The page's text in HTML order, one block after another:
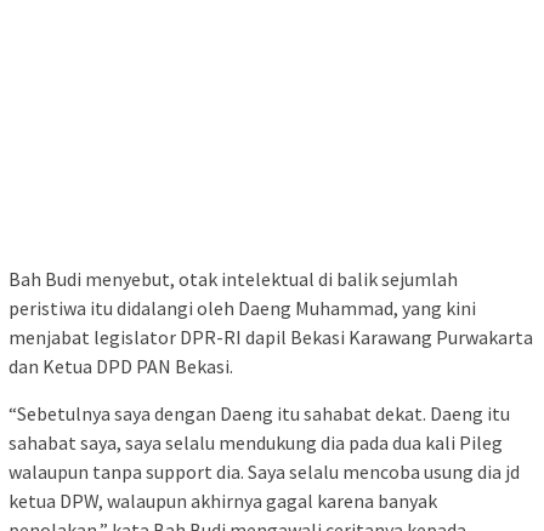
Bah Budi menyebut, otak intelektual di balik sejumlah
peristiwa itu didalangi oleh Daeng Muhammad, yang kini
menjabat legislator DPR-RI dapil Bekasi Karawang Purwakarta
dan Ketua DPD PAN Bekasi.
“Sebetulnya saya dengan Daeng itu sahabat dekat. Daeng itu
sahabat saya, saya selalu mendukung dia pada dua kali Pileg
walaupun tanpa support dia. Saya selalu mencoba usung dia jd
ketua DPW, walaupun akhirnya gagal karena banyak